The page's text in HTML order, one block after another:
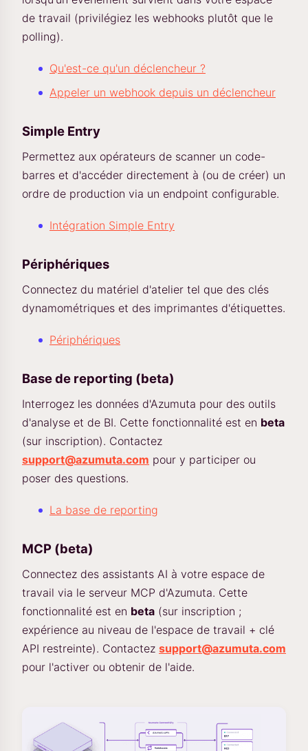
de travail (privilégiez les webhooks plutôt que le
polling).
Qu'est-ce qu'un déclencheur ?
Appeler un webhook depuis un déclencheur
Simple Entry
Permettez aux opérateurs de scanner un code-
barres et d'accéder directement à (ou de créer) un
ordre de production via un endpoint configurable.
Intégration Simple Entry
Périphériques
Connectez du matériel d'atelier tel que des clés
dynamométriques et des imprimantes d'étiquettes.
Périphériques
Base de reporting (beta)
Interrogez les données d'Azumuta pour des outils
d'analyse et de BI. Cette fonctionnalité est en beta
(sur inscription). Contactez
support@azumuta.com pour y participer ou
poser des questions.
La base de reporting
MCP (beta)
Connectez des assistants AI à votre espace de
travail via le serveur MCP d'Azumuta. Cette
fonctionnalité est en beta (sur inscription ;
expérience au niveau de l'espace de travail + clé
API restreinte). Contactez support@azumuta.com
pour l'activer ou obtenir de l'aide.